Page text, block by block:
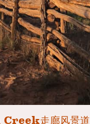
走廊风景道